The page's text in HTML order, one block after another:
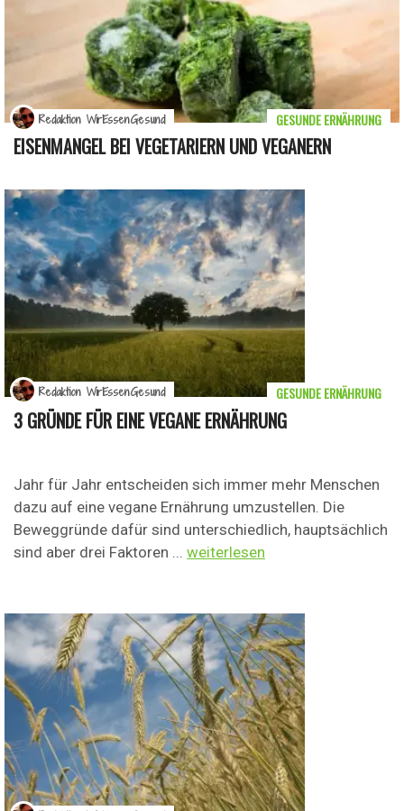
EISENMANGEL BEI VEGETARIERN UND VEGANERN
GESUNDE ERNÄHRUNG
Redaktion WirEssenGesund
3 GRÜNDE FÜR EINE VEGANE ERNÄHRUNG
Jahr für Jahr entscheiden sich immer mehr Menschen
dazu auf eine vegane Ernährung umzustellen. Die
Beweggründe dafür sind unterschiedlich, hauptsächlich
sind aber drei Faktoren ... weiterlesen
GESUNDE ERNÄHRUNG
Redaktion WirEssenGesund